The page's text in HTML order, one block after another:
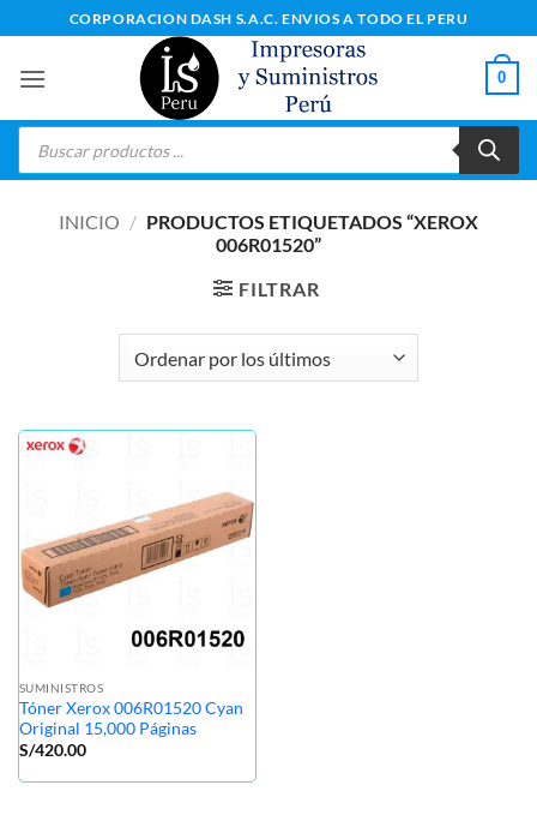
al
contenido
CORPORACION DASH S.A.C. ENVIOS A TODO EL PERU
0
Búsqueda
INICIO / PRODUCTOS ETIQUETADOS “XEROX
006R01520”
FILTRAR
SUMINISTROS
Tóner Xerox 006R01520 Cyan
Original 15,000 Páginas
S/420.00